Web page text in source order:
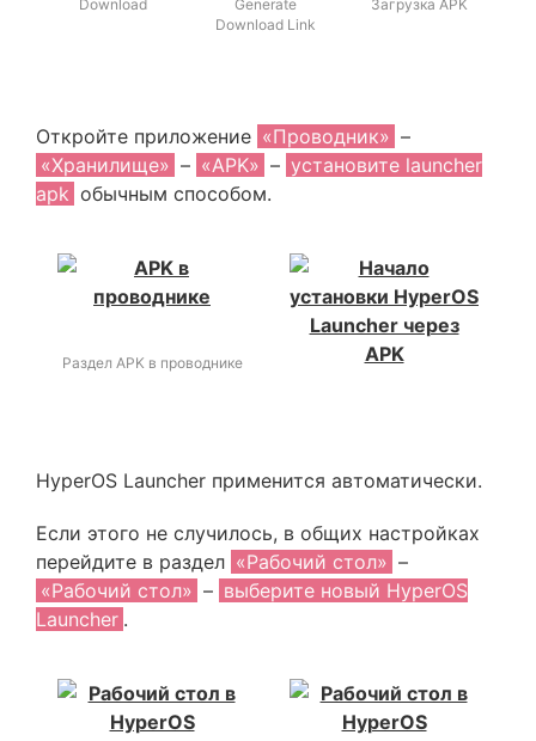
Download
Generate
Download Link
Загрузка APK
Откройте приложение «Проводник» –
«Хранилище» – «APK» – установите launcher
apk обычным способом.
Раздел APK в проводнике
HyperOS Launcher применится автоматически.
Если этого не случилось, в общих настройках
перейдите в раздел «Рабочий стол» –
«Рабочий стол» – выберите новый HyperOS
Launcher .